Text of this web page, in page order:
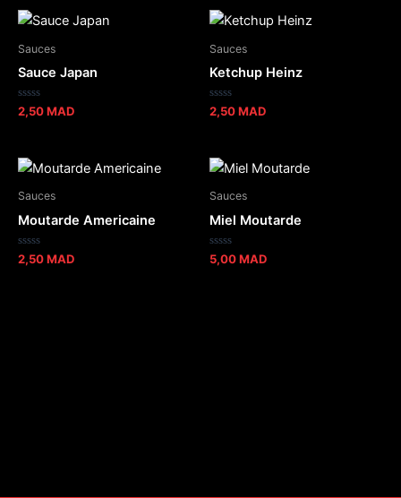
Sauces
Sauce Japan
Note
0
2,50MAD
Sauces
Ketchup Heinz
Note
0
2,50MAD
Sauces
Moutarde Americaine
Note
0
2,50MAD
Sauces
Miel Moutarde
Note
0
5,00MAD